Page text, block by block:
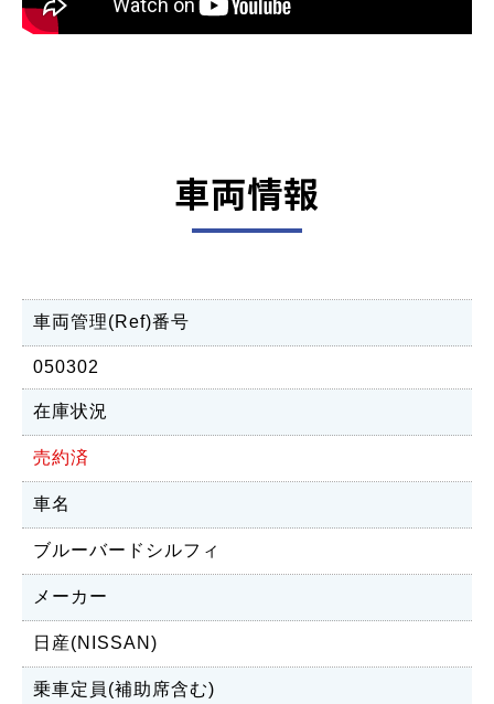
車両情報
車両管理(Ref)番号
050302
在庫状況
売約済
車名
ブルーバードシルフィ
メーカー
日産(NISSAN)
乗車定員(補助席含む)